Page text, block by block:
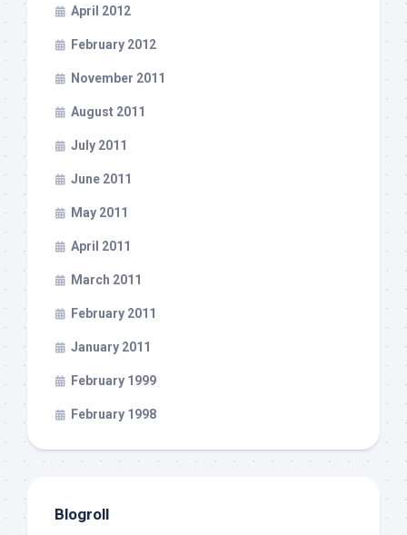
April 2012
February 2012
November 2011
August 2011
July 2011
June 2011
May 2011
April 2011
March 2011
February 2011
January 2011
February 1999
February 1998
Blogroll